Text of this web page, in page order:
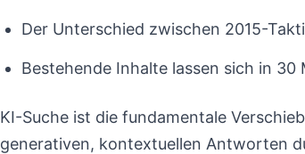
Der Unterschied zwischen 2015-
Bestehende Inhalte lassen sich in
KI-Suche ist die fundamentale
generativen, kontextuellen Antworten